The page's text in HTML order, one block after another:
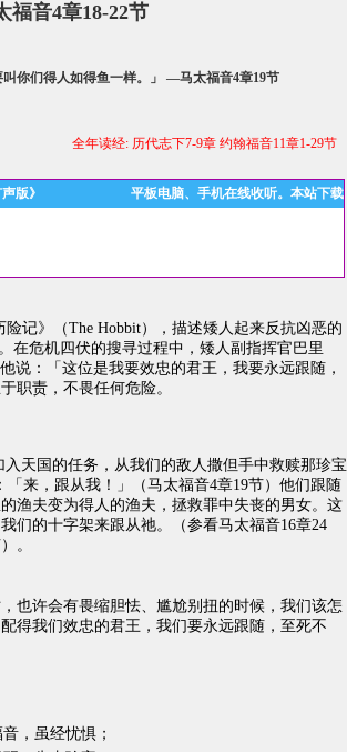
福音4章18-22节
你们得人如得鱼一样。」 —马太福音4章19节
全年读经: 历代志下7-9章 约翰福音11章1-29节
版》 平板电脑、手机在线收听。本站下载
》（The Hobbit），描述矮人起来反抗凶恶的
在危机四伏的搜寻过程中，矮人副指挥官巴里
说：「这位是我要效忠的君王，我要永远跟随，
职责，不畏任何危险。
天国的任务，从我们的敌人撒但手中救赎那珍宝
来，跟从我！」（马太福音4章19节）他们跟随
渔夫变为得人的渔夫，拯救罪中失丧的男女。这
们的十字架来跟从祂。（参看马太福音16章24
。
也许会有畏缩胆怯、尴尬别扭的时候，我们该怎
得我们效忠的君王，我们要永远跟随，至死不
，虽经忧惧；